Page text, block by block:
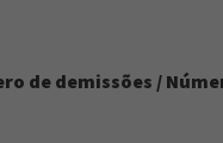
de demissões /